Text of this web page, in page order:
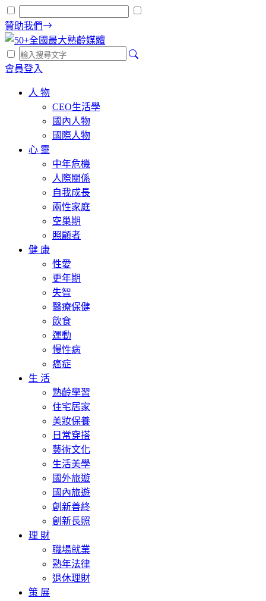
贊助我們
會員登入
人 物
CEO生活學
國內人物
國際人物
心 靈
中年危機
人際關係
自我成長
兩性家庭
空巢期
照顧者
健 康
性愛
更年期
失智
醫療保健
飲食
運動
慢性病
癌症
生 活
熟齡學習
住宅居家
美妝保養
日常穿搭
藝術文化
生活美學
國外旅遊
國內旅遊
創新善終
創新長照
理 財
職場就業
熟年法律
退休理財
策 展